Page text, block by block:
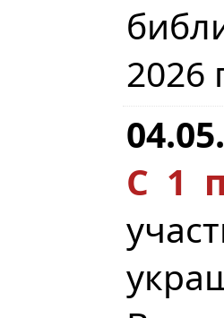
2026
С 1